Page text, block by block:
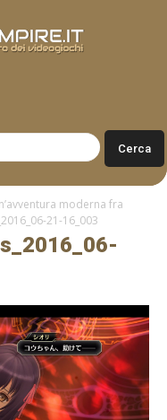
moderna fra
21-16_003